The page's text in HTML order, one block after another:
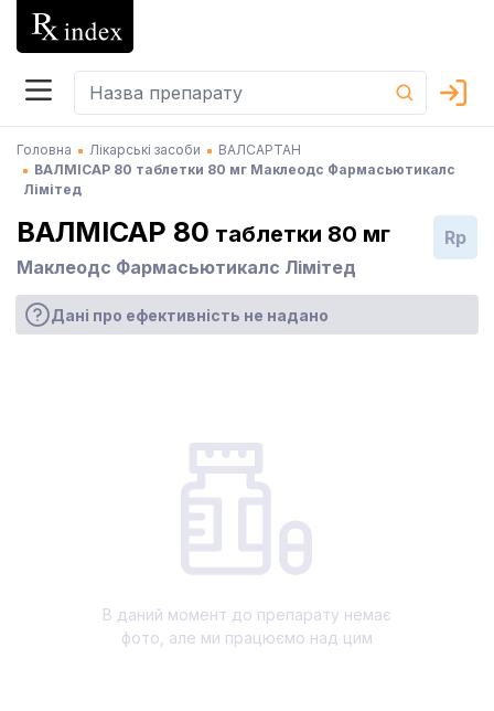
Головна Лікарські засоби
ВАЛСАРТАН
ВАЛМІСАР 80 таблетки 80 мг Маклеодс Фармасьютикалс
Лімітед
ВАЛМІСАР 80 таблетки 80 мг
Маклеодс Фармасьютикалс Лімітед
Rp
Дані про ефективність не надано
В даний момент до препарату немає
фото, але ми працюємо над цим